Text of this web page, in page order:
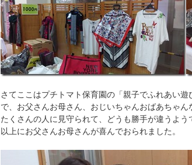
さてここはプチトマト保育園の「親子でふれあい
で、お父さんお母さん、おじいちゃんおばあちゃ
たくさんの人に見守られて、どうも勝手が違うよ
以上にお父さんお母さんが喜んでおられました。